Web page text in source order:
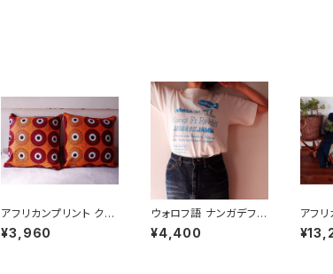
アフリカンプリント クッ
ションカバー circles
¥3,960
ウォロフ語 ナンガデフT
shirts - オーガニック
コットン ナチュラル
¥4,400
アフ
キュラ